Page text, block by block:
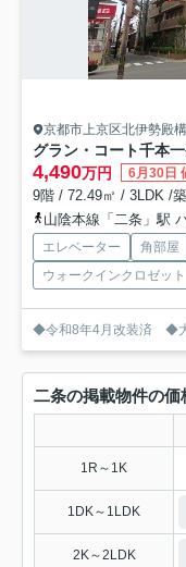
京都市上京区北伊勢殿
グラン・コート千本
4,490万円 6月30日
9階 / 72.49㎡ / 3LDK /
山陰本線「二条」駅
エレベーター 角部屋
ウォークインクロゼット
◆令和8年4月改装済 ◆
二条の掲載物件の価
1R～1K
1DK～1LDK
2K～2LDK